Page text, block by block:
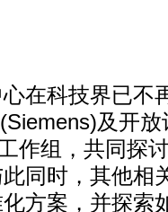
科技界已不
及开
作组，共同探
同时，其他相
方案，并探索